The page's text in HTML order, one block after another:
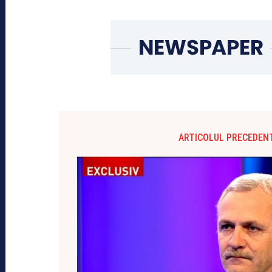
ARTICOLUL